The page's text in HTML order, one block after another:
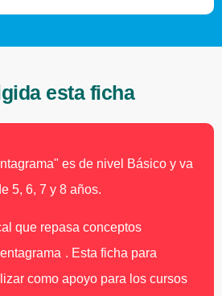
esta ficha
es de nivel Básico y va
5, 6, 7 y 8 años.
que repasa conceptos
. Esta ficha para
como apoyo para los cursos